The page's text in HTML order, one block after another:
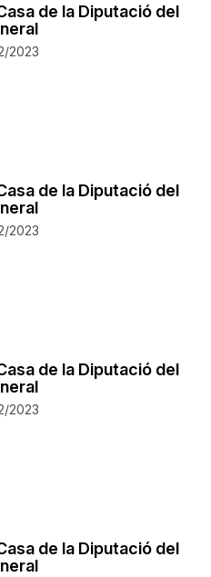
de la Diputació del
2023
de la Diputació del
2023
de la Diputació del
2023
de la Diputació del